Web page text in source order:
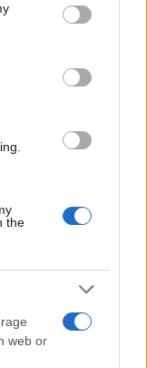
You may click to
party tags to
in below Google
the
web or
universitario